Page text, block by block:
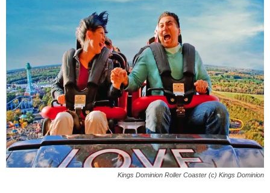
Kings Dominion Roller Coaster (c) Kings Dominion